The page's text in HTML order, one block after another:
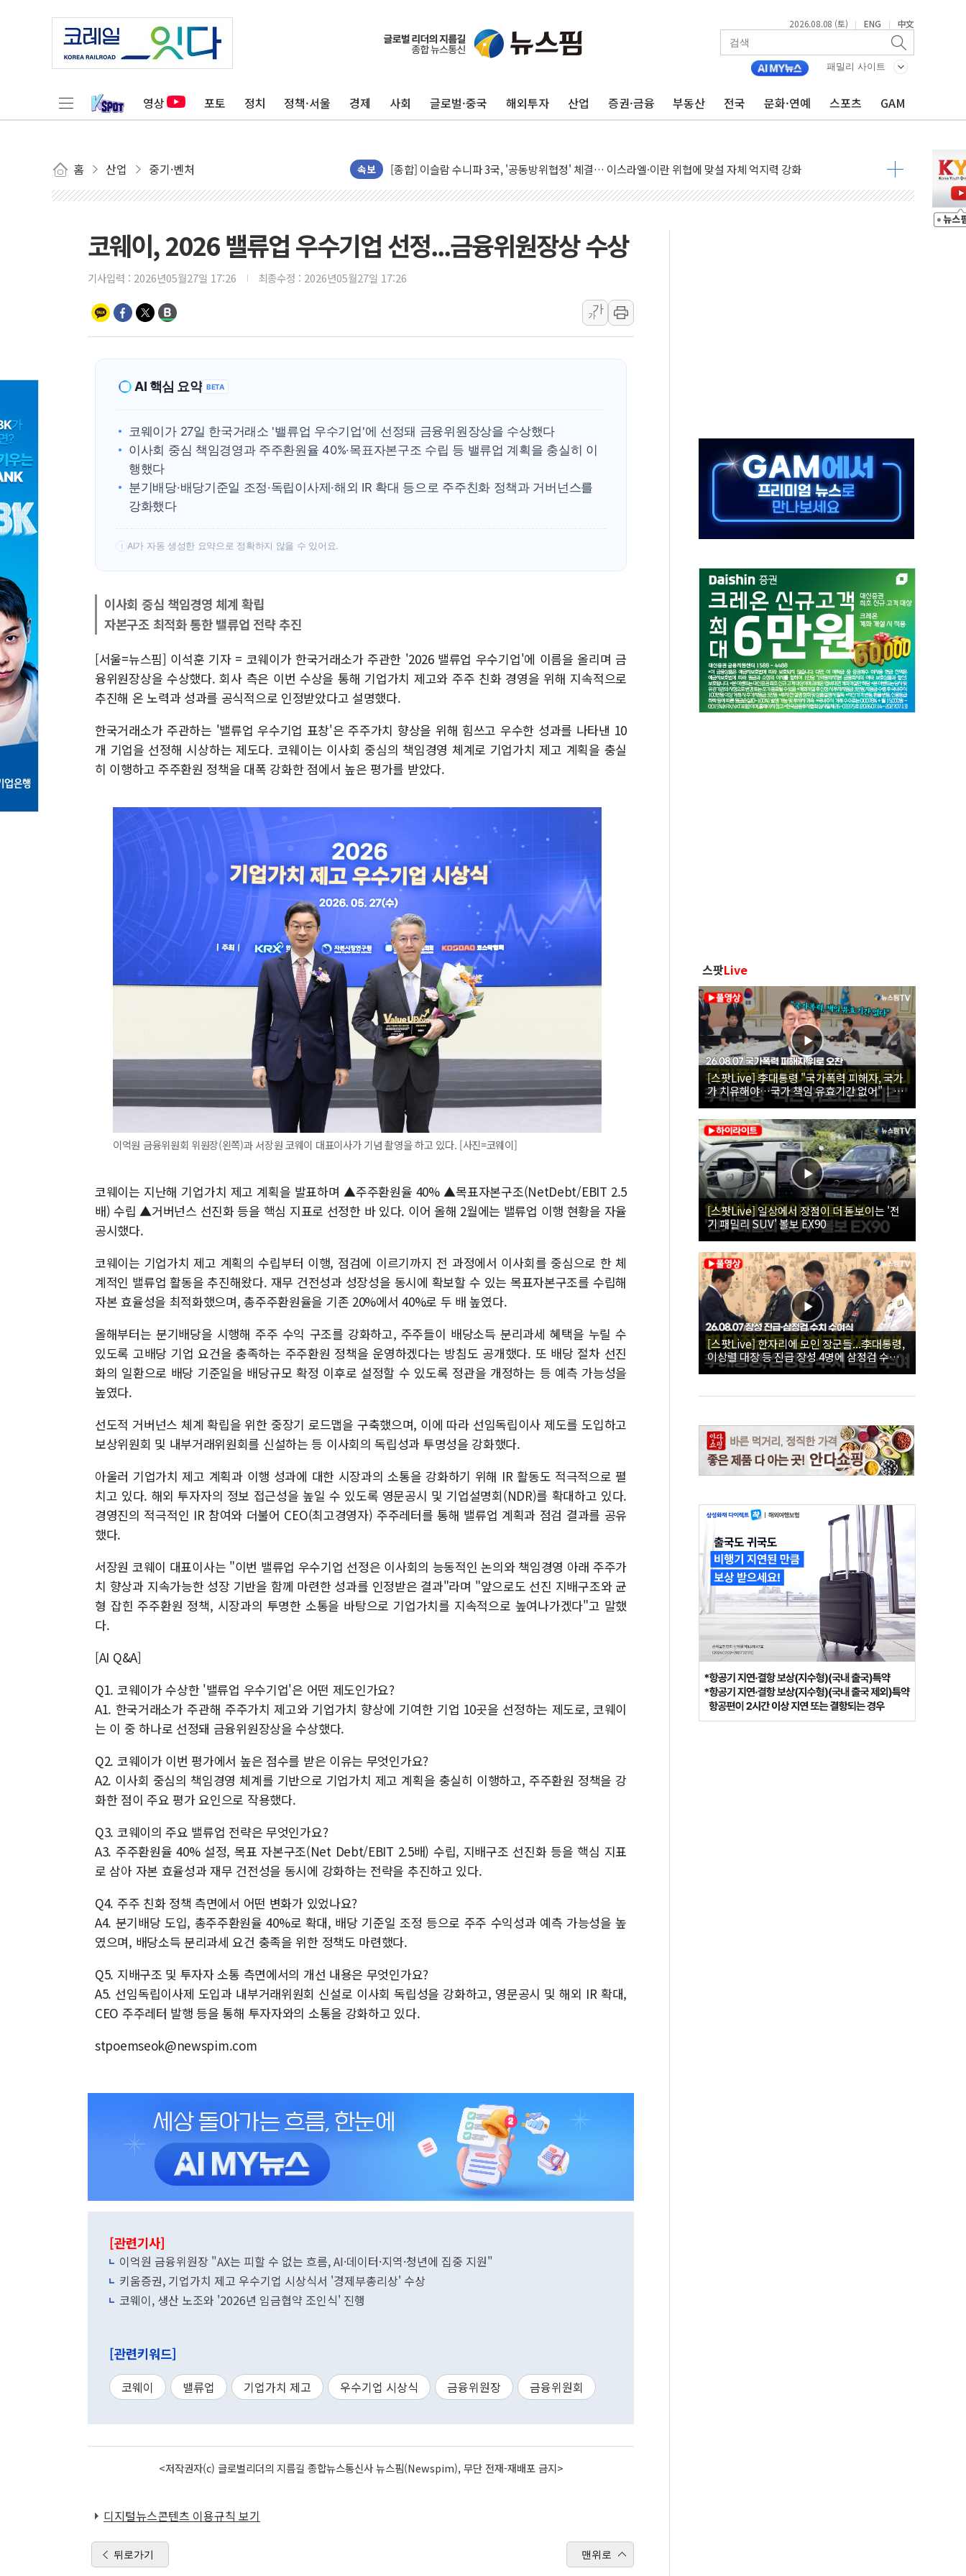
2026.08.08 (토) | ENG | 中文
패밀리 사이트
영상 포토 정치 정책·서울 경제 사회 글로벌·중국 해외투자 산업 증권·금융 부동산 전국 문화·연예 스포츠 GAM
홈 산업 중기·벤처 속보
유럽증시, 美 고용 예상 밖 부진에 연준 금리 인상 가능성 낮아지며 상승… STOXX 600 지수는 나흘 연속 최고치
미 연준 매파 기세 꺾이나…고용 감소에 9월 동결 전망 우세
트럼프, 백신·자폐증 행정명령 검토…"이르면 다음 주"
美 항소법원, 백악관 무도회장 공사 중단 명령…트럼프 제동
美 고용 쇼크에 엔화 장중 급등…시장은 "또 개입했나" 촉각
[AI MY 뉴스] 뉴욕 반도체주 프리뷰...美 고용 쇼크에 반도체주 '활짝'
뉴욕증시 프리뷰, 美 고용 쇼크에 금리 인상 우려 후퇴…나스닥 선물 1%대 상승
[종합] 美 7월 고용 2만3000명 감소 '쇼크'…9월 금리 인상 기대 후퇴
[사진] 이슬람 수니파 3개국, 공동방위협정 체결
뉴욕증시 개장 전 특징주...아틀라시안·클라우드플레어·태양광주↑ VS 트레이드데스크·웬디스↓
보훈부, 미 DPAA와 MOU… "6·25 미군 실종자 7359명 끝까지 찾겠다"
李 "해남 태양광, 대한민국 다음 100년 밑거름…수도권 집중 완화 전환점"
李 대통령, '6시간 마라톤 부동산 2차 회의' 주재… "전폭적 공급 확대·속도전 총력"
[사진] 빈살만과 에르도안의 만남
코웨이, 2026 밸류업 우수기업 선정...금융위원장상 수상
기사입력 : 2026년05월27일 17:26 최종수정 : 2026년05월27일 17:26
가
가
AI 핵심 요약 BETA
코웨이가 27일 한국거래소 '밸류업 우수기업'에 선정돼 금융위원장상을 수상했다
이사회 중심 책임경영과 주주환원율 40%·목표자본구조 수립 등 밸류업 계획을 충실히 이
행했다
분기배당·배당기준일 조정·독립이사제·해외 IR 확대 등으로 주주친화 정책과 거버넌스를
강화했다
! AI가 자동 생성한 요약으로 정확하지 않을 수 있어요.
이사회 중심 책임경영 체계 확립
자본구조 최적화 통한 밸류업 전략 추진
[서울=뉴스핌] 이석훈 기자 = 코웨이가 한국거래소가 주관한 '2026 밸류업 우수기업'에 이름을 올리며 금
융위원장상을 수상했다. 회사 측은 이번 수상을 통해 기업가치 제고와 주주 친화 경영을 위해 지속적으로
추진해 온 노력과 성과를 공식적으로 인정받았다고 설명했다.
한국거래소가 주관하는 '밸류업 우수기업 표창'은 주주가치 향상을 위해 힘쓰고 우수한 성과를 나타낸 10
개 기업을 선정해 시상하는 제도다. 코웨이는 이사회 중심의 책임경영 체계로 기업가치 제고 계획을 충실
히 이행하고 주주환원 정책을 대폭 강화한 점에서 높은 평가를 받았다.
이억원 금융위원회 위원장(왼쪽)과 서장원 코웨이 대표이사가 기념 촬영을 하고 있다. [사진=코웨이]
코웨이는 지난해 기업가치 제고 계획을 발표하며 ▲주주환원율 40% ▲목표자본구조(NetDebt/EBIT 2.5
배) 수립 ▲거버넌스 선진화 등을 핵심 지표로 선정한 바 있다. 이어 올해 2월에는 밸류업 이행 현황을 자율
공시했다.
코웨이는 기업가치 제고 계획의 수립부터 이행, 점검에 이르기까지 전 과정에서 이사회를 중심으로 한 체
계적인 밸류업 활동을 추진해왔다. 재무 건전성과 성장성을 동시에 확보할 수 있는 목표자본구조를 수립해
자본 효율성을 최적화했으며, 총주주환원율을 기존 20%에서 40%로 두 배 높였다.
올해부터는 분기배당을 시행해 주주 수익 구조를 강화하고, 주주들이 배당소득 분리과세 혜택을 누릴 수
있도록 고배당 기업 요건을 충족하는 주주환원 정책을 운영하겠다는 방침도 공개했다. 또 배당 절차 선진
화의 일환으로 배당 기준일을 배당규모 확정 이후로 설정할 수 있도록 정관을 개정하는 등 예측 가능성을
높였다.
선도적 거버넌스 체계 확립을 위한 중장기 로드맵을 구축했으며, 이에 따라 선임독립이사 제도를 도입하고
보상위원회 및 내부거래위원회를 신설하는 등 이사회의 독립성과 투명성을 강화했다.
아울러 기업가치 제고 계획과 이행 성과에 대한 시장과의 소통을 강화하기 위해 IR 활동도 적극적으로 펼
치고 있다. 해외 투자자의 정보 접근성을 높일 수 있도록 영문공시 및 기업설명회(NDR)를 확대하고 있다.
경영진의 적극적인 IR 참여와 더불어 CEO(최고경영자) 주주레터를 통해 밸류업 계획과 점검 결과를 공유
했다.
서장원 코웨이 대표이사는 "이번 밸류업 우수기업 선정은 이사회의 능동적인 논의와 책임경영 아래 주주가
치 향상과 지속가능한 성장 기반을 함께 마련한 성과를 인정받은 결과"라며 "앞으로도 선진 지배구조와 균
형 잡힌 주주환원 정책, 시장과의 투명한 소통을 바탕으로 기업가치를 지속적으로 높여나가겠다"고 말했
다.
[AI Q&A]
Q1. 코웨이가 수상한 '밸류업 우수기업'은 어떤 제도인가요?
A1. 한국거래소가 주관해 주주가치 제고와 기업가치 향상에 기여한 기업 10곳을 선정하는 제도로, 코웨이
는 이 중 하나로 선정돼 금융위원장상을 수상했다.
Q2. 코웨이가 이번 평가에서 높은 점수를 받은 이유는 무엇인가요?
A2. 이사회 중심의 책임경영 체계를 기반으로 기업가치 제고 계획을 충실히 이행하고, 주주환원 정책을 강
화한 점이 주요 평가 요인으로 작용했다.
Q3. 코웨이의 주요 밸류업 전략은 무엇인가요?
A3. 주주환원율 40% 설정, 목표 자본구조(Net Debt/EBIT 2.5배) 수립, 지배구조 선진화 등을 핵심 지표
로 삼아 자본 효율성과 재무 건전성을 동시에 강화하는 전략을 추진하고 있다.
Q4. 주주 친화 정책 측면에서 어떤 변화가 있었나요?
A4. 분기배당 도입, 총주주환원율 40%로 확대, 배당 기준일 조정 등으로 주주 수익성과 예측 가능성을 높
였으며, 배당소득 분리과세 요건 충족을 위한 정책도 마련했다.
Q5. 지배구조 및 투자자 소통 측면에서의 개선 내용은 무엇인가요?
A5. 선임독립이사제 도입과 내부거래위원회 신설로 이사회 독립성을 강화하고, 영문공시 및 해외 IR 확대,
CEO 주주레터 발행 등을 통해 투자자와의 소통을 강화하고 있다.
stpoemseok@newspim.com
[관련기사]
이억원 금융위원장 "AX는 피할 수 없는 흐름, AI·데이터·지역·청년에 집중 지원"
키움증권, 기업가치 제고 우수기업 시상식서 '경제부총리상' 수상
코웨이, 생산 노조와 '2026년 임금협약 조인식' 진행
[관련키워드]
코웨이 밸류업 기업가치 제고 우수기업 시상식 금융위원장 금융위원회
<저작권자(c) 글로벌리더의 지름길 종합뉴스통신사 뉴스핌(Newspim), 무단 전재-재배포 금지>
디지털뉴스콘텐츠 이용규칙 보기
뒤로가기 맨위로
스팟Live
[스팟Live] 李대통령 "국가폭력 피해자, 국가
가 치유해야…국가 책임 유효기간 없어"｜
26.08.07 국가폭력 피해자 위로 오찬
[스팟Live] 일상에서 장점이 더 돋보이는 '전
기 패밀리 SUV' 볼보 EX90
[스팟Live] 한자리에 모인 장군들...李대통령,
이상렬 대장 등 진급 장성 4명에 삼정검 수치
직접 수여｜26.08.07 장성 진급·삼정검 수치